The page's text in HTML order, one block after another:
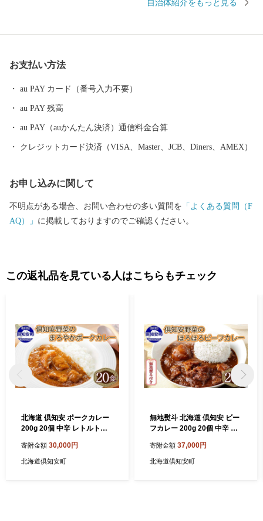
人気が高く、近年は夏を涼しく過ごす長期滞在者も増えていま
冬になると日本だけではなく世界各国から多くのスキーヤーやス
自治体紹介をもっと見る
お支払い方法
au PAY カード（番号入力不要）
au PAY 残高
au PAY（auかんたん決済）通信料金合算
クレジットカード決済（VISA、Master、JCB、Diners、AMEX）
お申し込みに関して
不明点がある場合、お問い合わせの多い質問を 「よくある質問（F
AQ）」 に掲載しておりますのでご確認ください。
この返礼品を見ている人はこちらもチェック
北海道 倶知安 ポークカレー
200g 20個 中辛 レトルト食
ゃがいも お取り寄せ グルメ
詰め合わせ 【お肉・豚肉・
寄附金額 30,000円
北海道倶知安町
無地熨斗 北海道 倶知安 ビー
フカレー 200g 20個 中辛 レ
野菜 じゃがいも お取り寄せ
【お肉・牛肉・加工食品・惣
寄附金額 37,000円
北海道倶知安町